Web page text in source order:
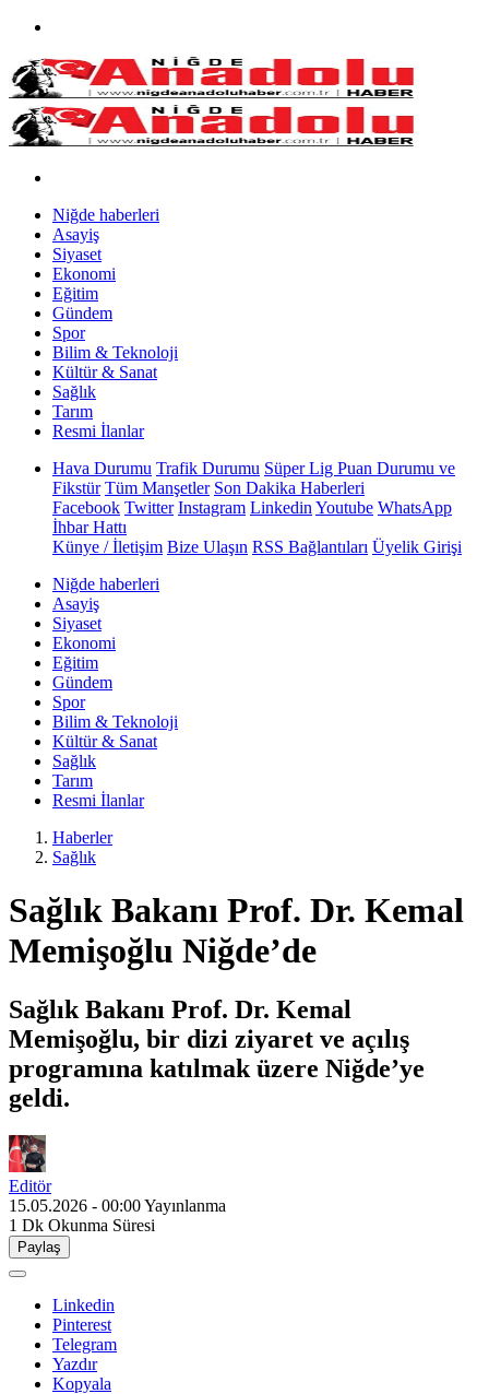
Niğde haberleri
Asayiş
Siyaset
Ekonomi
Eğitim
Gündem
Spor
Bilim & Teknoloji
Kültür & Sanat
Sağlık
Tarım
Resmi İlanlar
Hava Durumu Trafik Durumu Süper Lig Puan Durumu ve
Fikstür Tüm Manşetler Son Dakika Haberleri
Facebook Twitter Instagram Linkedin Youtube WhatsApp
İhbar Hattı
Künye / İletişim Bize Ulaşın RSS Bağlantıları Üyelik Girişi
Niğde haberleri
Asayiş
Siyaset
Ekonomi
Eğitim
Gündem
Spor
Bilim & Teknoloji
Kültür & Sanat
Sağlık
Tarım
Resmi İlanlar
Haberler
Sağlık
Sağlık Bakanı Prof. Dr. Kemal
Memişoğlu Niğde’de
Sağlık Bakanı Prof. Dr. Kemal
Memişoğlu, bir dizi ziyaret ve açılış
programına katılmak üzere Niğde’ye
geldi.
Editör
15.05.2026 - 00:00Yayınlanma
1 Dk Okunma Süresi
Paylaş
Linkedin
Pinterest
Telegram
Yazdır
Kopyala